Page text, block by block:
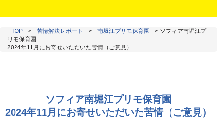
TOP > 苦情解決レポート > 南堀江プリモ保育園 > ソフィア南堀江プ
リモ保育園
2024年11月にお寄せいただいた苦情（ご意見）
ソフィア南堀江プリモ保育園
2024年11月にお寄せいただいた苦情（ご意見）